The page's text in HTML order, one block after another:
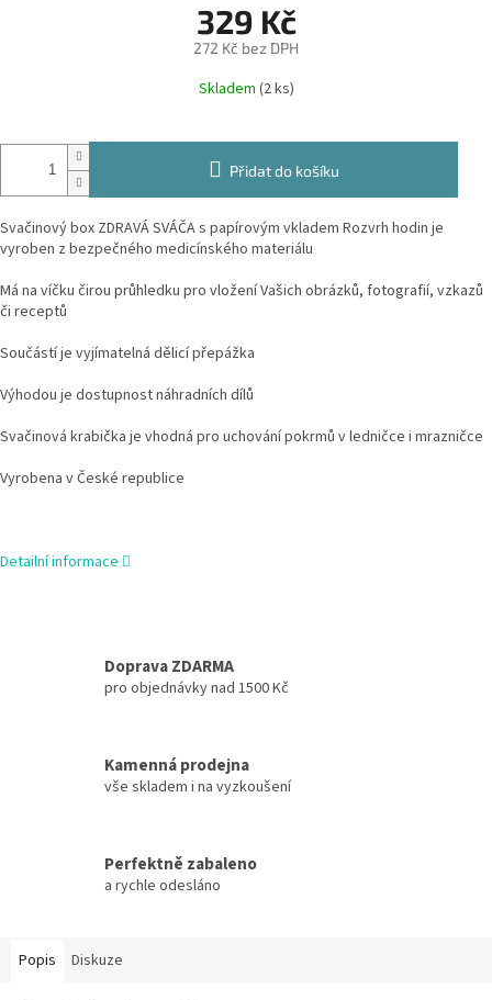
329 Kč
272 Kč bez DPH
Měrná
cena:
Skladem (2 ks)
Přidat do košíku
Svačinový box ZDRAVÁ SVÁČA s papírovým vkladem Rozvrh hodin je
vyroben z bezpečného medicínského materiálu
Má na víčku čirou průhledku pro vložení Vašich obrázků, fotografií, vzkazů
či receptů
Součástí je vyjímatelná dělicí přepážka
Výhodou je dostupnost náhradních dílů
Svačinová krabička je vhodná pro uchování pokrmů v ledničce i mrazničce
Vyrobena v České republice
Detailní informace
Doprava ZDARMA
pro objednávky nad 1500 Kč
Kamenná prodejna
vše skladem i na vyzkoušení
Perfektně zabaleno
a rychle odesláno
Popis Diskuze